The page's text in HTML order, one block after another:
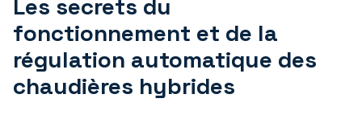
Les secrets du
fonctionnement et de la
régulation automatique des
chaudières hybrides